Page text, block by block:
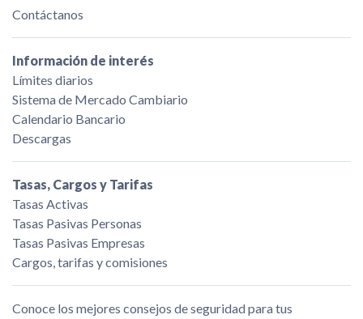
Contáctanos
Información de interés
Límites diarios
Sistema de Mercado Cambiario
Calendario Bancario
Descargas
Tasas, Cargos y Tarifas
Tasas Activas
Tasas Pasivas Personas
Tasas Pasivas Empresas
Cargos, tarifas y comisiones
Conoce los mejores consejos de seguridad para tus